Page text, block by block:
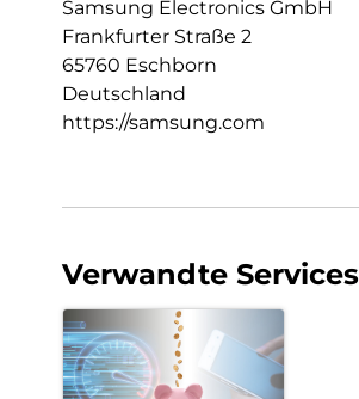
Samsung Electronics GmbH
Frankfurter Straße 2
65760 Eschborn
Deutschland
https://samsung.com
Verwandte Services